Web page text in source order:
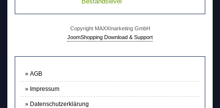
AGB
Impressum
Datenschutzerklärung
Copyright MAXXmarketing GmbH
JoomShopping Download & Support